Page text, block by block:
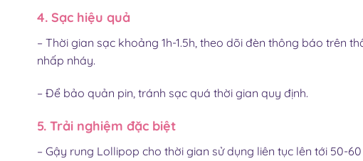
4. Sạc hiệu quả
– Thời gian sạc khoảng 1h-1.5h, theo dõi đèn thông báo trên
nhấp nháy.
– Để bảo quản pin, tránh sạc quá thời gian quy định.
5. Trải nghiệm đặc biệt
– Gậy rung Lollipop cho thời gian sử dụng liên tục lên tới 50-